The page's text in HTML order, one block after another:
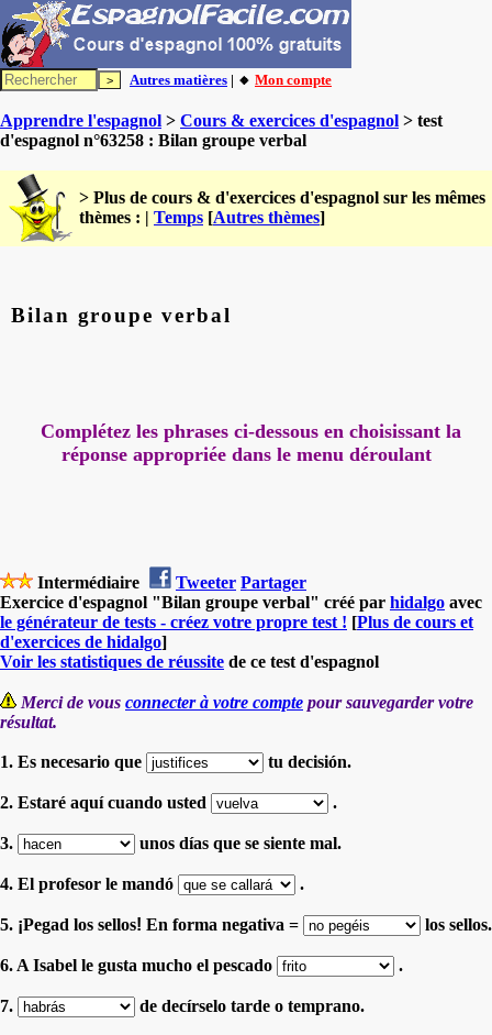
Autres matières | 🔸 Mon compte
Apprendre l'espagnol > Cours & exercices d'espagnol > test
d'espagnol n°63258 : Bilan groupe verbal
> Plus de cours & d'exercices d'espagnol sur les mêmes
thèmes : | Temps [Autres thèmes]
Bilan groupe verbal
Complétez les phrases ci-dessous en choisissant la
réponse appropriée dans le menu déroulant
Intermédiaire Tweeter Partager
Exercice d'espagnol "Bilan groupe verbal" créé par hidalgo avec
le générateur de tests - créez votre propre test ! [Plus de cours et
d'exercices de hidalgo]
Voir les statistiques de réussite de ce test d'espagnol
Merci de vous connecter à votre compte pour sauvegarder votre
résultat.
1. Es necesario que tu decisión.
2. Estaré aquí cuando usted .
3. unos días que se siente mal.
4. El profesor le mandó .
5. ¡Pegad los sellos! En forma negativa = los sellos.
6. A Isabel le gusta mucho el pescado .
7. de decírselo tarde o temprano.